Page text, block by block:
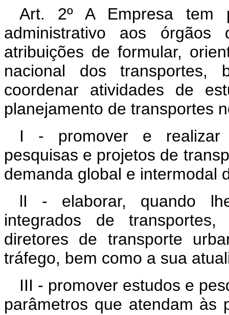
Art. 2º A Empresa tem
administrativo aos
atribuições de formular,
nacional dos transportes,
coordenar atividades de
planejamento de transportes
I - promover e realizar
pesquisas e projetos de
demanda global e intermodal
lI - elaborar, quando
integrados de
diretores de transporte
tráfego, bem como a sua
III - promover estudos e
parâmetros que atendam às